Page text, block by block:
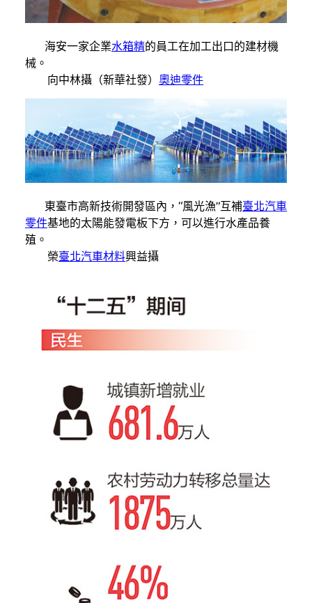
海安一家企業水箱精的員工在加工出口的建材機
械。
向中林攝（新華社發） 奧迪零件
東臺市高新技術開發區內，“風光漁”互補臺北汽車
零件基地的太陽能發電板下方，可以進行水產品養
殖。
榮臺北汽車材料興益攝